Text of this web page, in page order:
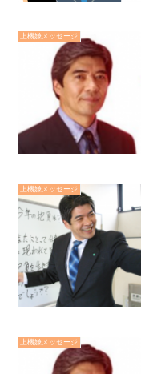
上機嫌メッセージ
上機嫌メッセージ
上機嫌メッセージ